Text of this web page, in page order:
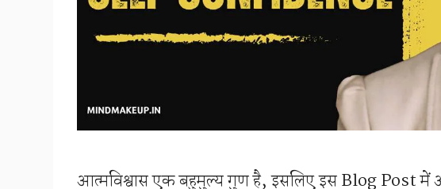
आत्मविश्वास एक बहुमुल्य गुण है, इसलिए इस Blog Post में